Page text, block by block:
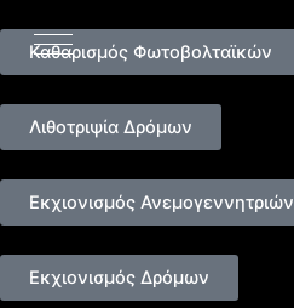
περιεχόμενο
Καθαρισμός Φωτοβολταϊκών
Λιθοτριψία Δρόμων
Εκχιονισμός Ανεμογεννητριών
Εκχιονισμός Δρόμων